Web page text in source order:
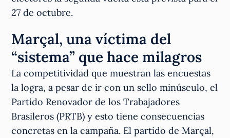
27 de octubre.
Marçal, una víctima del
“sistema” que hace milagros
La competitividad que muestran las encuestas
la logra, a pesar de ir con un sello minúsculo, el
Partido Renovador de los Trabajadores
Brasileros (PRTB) y esto tiene consecuencias
concretas en la campaña. El partido de Marçal,